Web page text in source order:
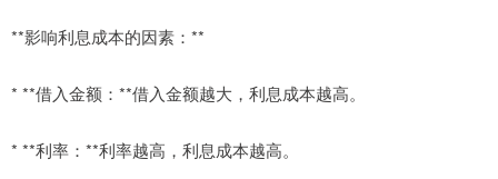
**影响利息成本的因素：**
* **借入金额：**借入金额越大，利息成本越高。
* **利率：**利率越高，利息成本越高。